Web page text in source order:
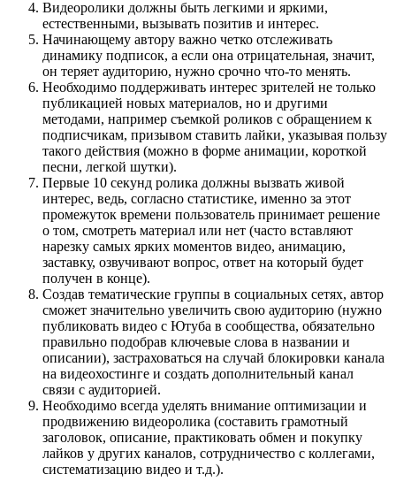
Видеоролики должны быть легкими и яркими,
естественными, вызывать позитив и интерес.
Начинающему автору важно четко отслеживать
динамику подписок, а если она отрицательная, значит,
он теряет аудиторию, нужно срочно что-то менять.
Необходимо поддерживать интерес зрителей не только
публикацией новых материалов, но и другими
методами, например съемкой роликов с обращением к
подписчикам, призывом ставить лайки, указывая пользу
такого действия (можно в форме анимации, короткой
песни, легкой шутки).
Первые 10 секунд ролика должны вызвать живой
интерес, ведь, согласно статистике, именно за этот
промежуток времени пользователь принимает решение
о том, смотреть материал или нет (часто вставляют
нарезку самых ярких моментов видео, анимацию,
заставку, озвучивают вопрос, ответ на который будет
получен в конце).
Создав тематические группы в социальных сетях, автор
сможет значительно увеличить свою аудиторию (нужно
публиковать видео с Ютуба в сообщества, обязательно
правильно подобрав ключевые слова в названии и
описании), застраховаться на случай блокировки канала
на видеохостинге и создать дополнительный канал
связи с аудиторией.
Необходимо всегда уделять внимание оптимизации и
продвижению видеоролика (составить грамотный
заголовок, описание, практиковать обмен и покупку
лайков у других каналов, сотрудничество с коллегами,
систематизацию видео и т.д.).